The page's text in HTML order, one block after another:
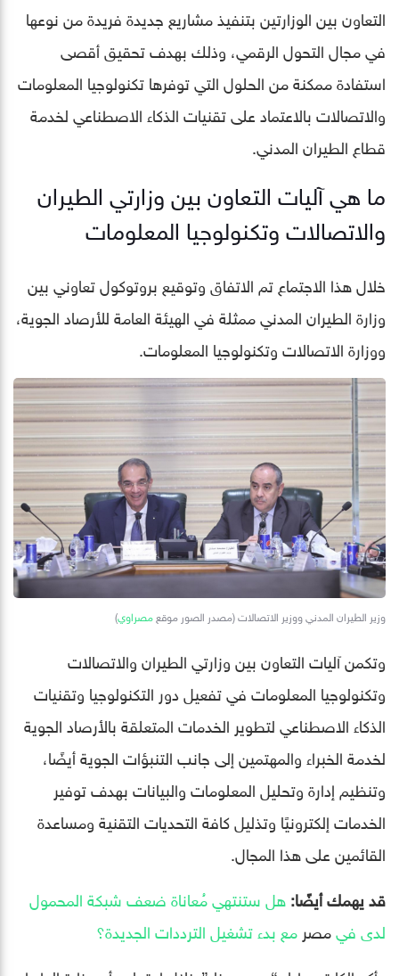
التعاون بين الوزارتين بتنفيذ مشاريع جديدة فريدة من نوعها
في مجال التحول الرقمي، وذلك بهدف تحقيق أقصى
استفادة ممكنة من الحلول التي توفرها تكنولوجيا المعلومات
والاتصالات بالاعتماد على تقنيات الذكاء الاصطناعي لخدمة
قطاع الطيران المدني.
ما هي آليات التعاون بين وزارتي الطيران
والاتصالات وتكنولوجيا المعلومات
خلال هذا الاجتماع تم الاتفاق وتوقيع بروتوكول تعاوني بين
وزارة الطيران المدني ممثلة في الهيئة العامة للأرصاد الجوية،
ووزارة الاتصالات وتكنولوجيا المعلومات.
وزير الطيران المدني ووزير الاتصالات (مصدر الصور موقعمصراوي)
وتكمن آليات التعاون بين وزارتي الطيران والاتصالات
وتكنولوجيا المعلومات في تفعيل دور التكنولوجيا وتقنيات
الذكاء الاصطناعي لتطوير الخدمات المتعلقة بالأرصاد الجوية
لخدمة الخبراء والمهتمين إلى جانب التنبؤات الجوية أيضًا،
وتنظيم إدارة وتحليل المعلومات والبيانات بهدف توفير
الخدمات إلكترونيًا وتذليل كافة التحديات التقنية ومساعدة
القائمين على هذا المجال.
قد يهمك أيضًا:هل ستنتهي مُعاناة ضعف شبكة المحمول
لدى فيمصر مع بدء تشغيل الترددات الجديدة؟